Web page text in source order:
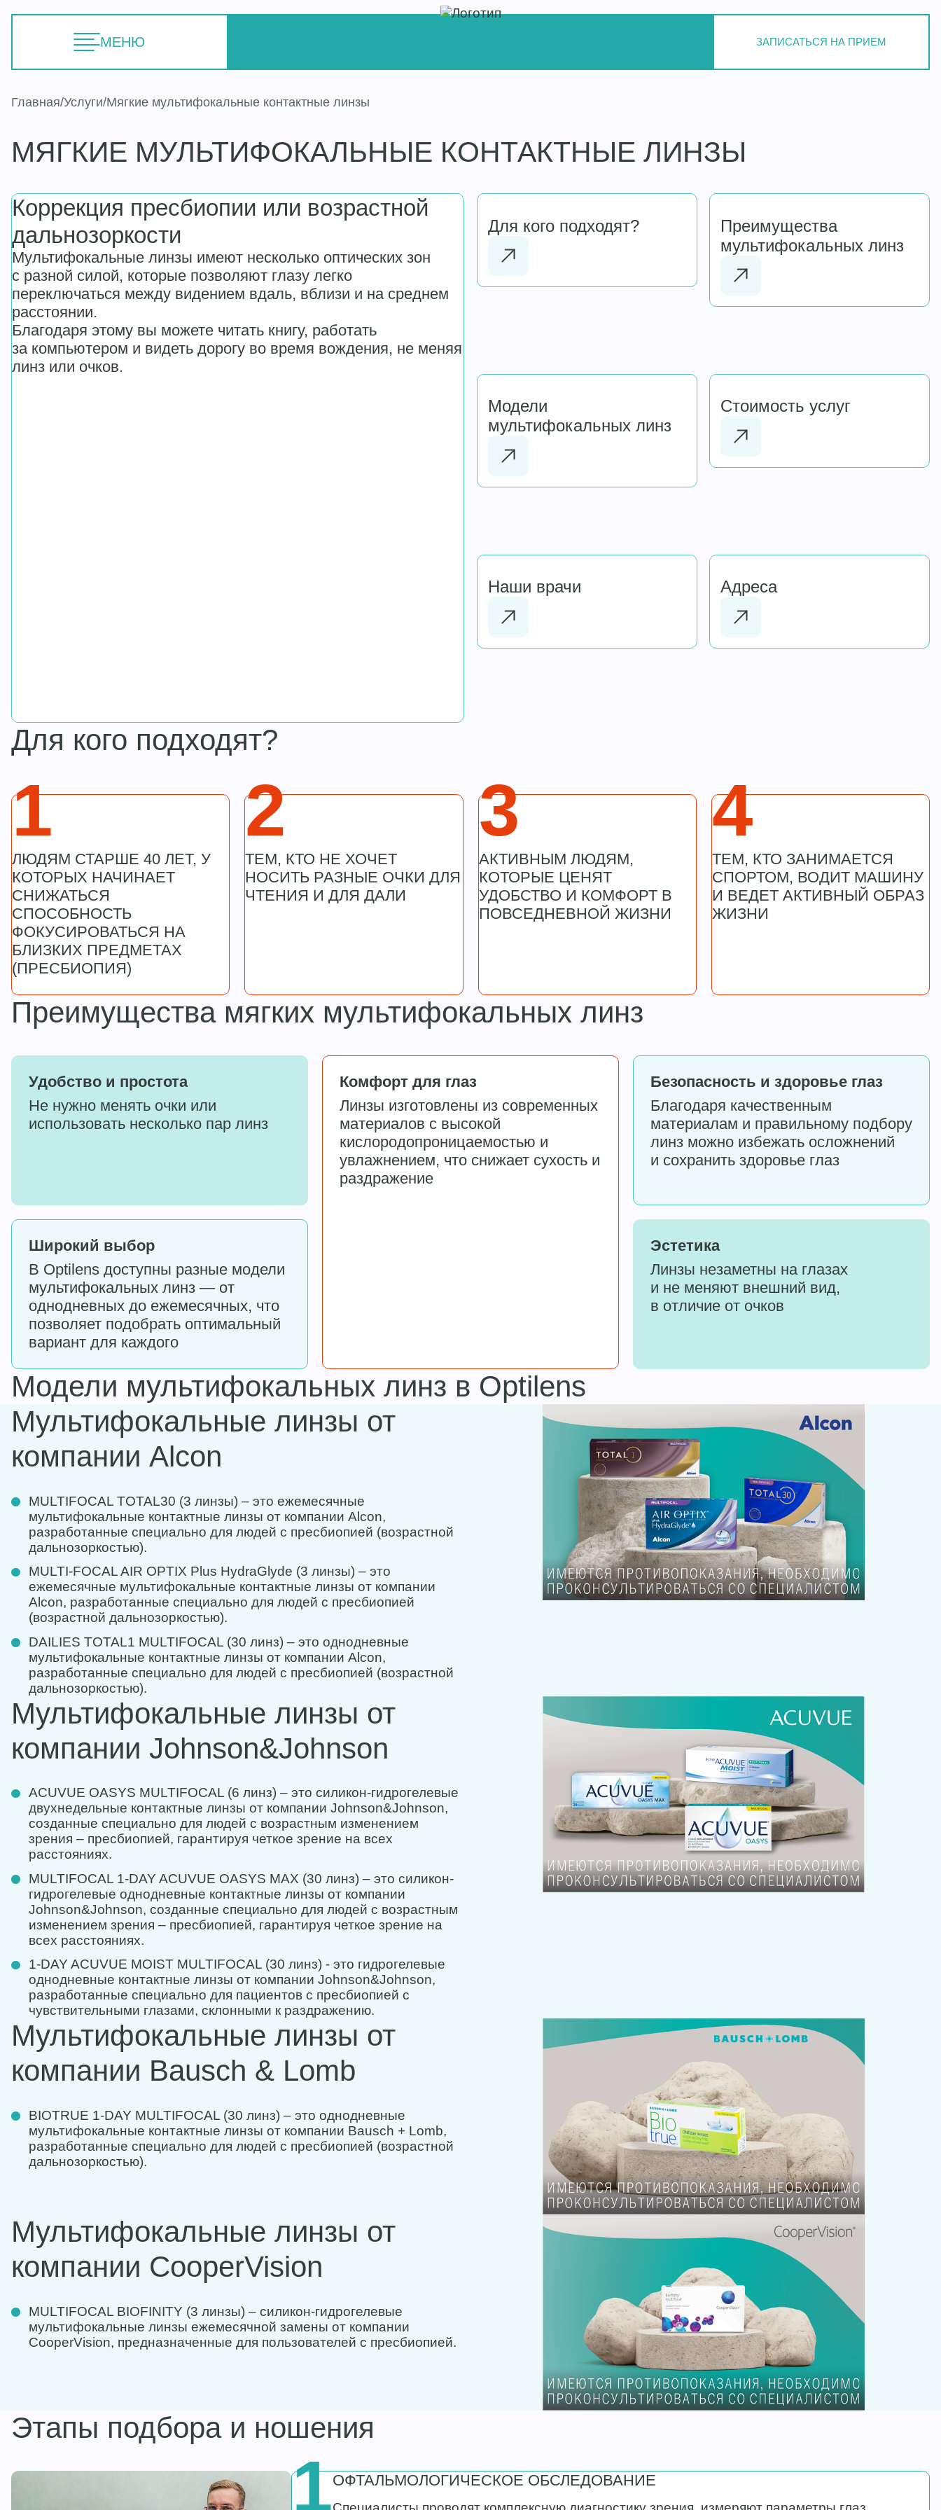
МЕНЮ ЗАПИСАТЬСЯ НА ПРИЕМ
Главная Услуги Мягкие мультифокальные контактные линзы
МЯГКИЕ МУЛЬТИФОКАЛЬНЫЕ КОНТАКТНЫЕ ЛИНЗЫ
Коррекция пресбиопии или возрастной
дальнозоркости
Мультифокальные линзы имеют несколько оптических зон
с разной силой, которые позволяют глазу легко
переключаться между видением вдаль, вблизи и на среднем
расстоянии.
Благодаря этому вы можете читать книгу, работать
за компьютером и видеть дорогу во время вождения, не меняя
линз или очков.
Для кого подходят?
Преимущества
мультифокальных линз
Модели
мультифокальных линз
Стоимость услуг
Наши врачи Адреса
Для кого подходят?
1
ЛЮДЯМ СТАРШЕ 40 ЛЕТ, У
КОТОРЫХ НАЧИНАЕТ
СНИЖАТЬСЯ
СПОСОБНОСТЬ
ФОКУСИРОВАТЬСЯ НА
БЛИЗКИХ ПРЕДМЕТАХ
(ПРЕСБИОПИЯ)
2
ТЕМ, КТО НЕ ХОЧЕТ
НОСИТЬ РАЗНЫЕ ОЧКИ ДЛЯ
ЧТЕНИЯ И ДЛЯ ДАЛИ
3
АКТИВНЫМ ЛЮДЯМ,
КОТОРЫЕ ЦЕНЯТ
УДОБСТВО И КОМФОРТ В
ПОВСЕДНЕВНОЙ ЖИЗНИ
4
ТЕМ, КТО ЗАНИМАЕТСЯ
СПОРТОМ, ВОДИТ МАШИНУ
И ВЕДЕТ АКТИВНЫЙ ОБРАЗ
ЖИЗНИ
Преимущества мягких мультифокальных линз
Удобство и простота
Не нужно менять очки или
использовать несколько пар линз
Широкий выбор
В Optilens доступны разные модели
мультифокальных линз — от
однодневных до ежемесячных, что
позволяет подобрать оптимальный
вариант для каждого
Комфорт для глаз
Линзы изготовлены из современных
материалов с высокой
кислородопроницаемостью и
увлажнением, что снижает сухость и
раздражение
Безопасность и здоровье глаз
Благодаря качественным
материалам и правильному подбору
линз можно избежать осложнений
и сохранить здоровье глаз
Эстетика
Линзы незаметны на глазах
и не меняют внешний вид,
в отличие от очков
Модели мультифокальных линз в Optilens
Мультифокальные линзы от
компании Alcon
MULTIFOCAL TOTAL30 (3 линзы) – это ежемесячные
мультифокальные контактные линзы от компании Alcon,
разработанные специально для людей с пресбиопией (возрастной
дальнозоркостью).
MULTI-FOCAL AIR OPTIX Plus HydraGlyde (3 линзы) – это
ежемесячные мультифокальные контактные линзы от компании
Alcon, разработанные специально для людей с пресбиопией
(возрастной дальнозоркостью).
DAILIES TOTAL1 MULTIFOCAL (30 линз) – это однодневные
мультифокальные контактные линзы от компании Alcon,
разработанные специально для людей с пресбиопией (возрастной
дальнозоркостью).
Мультифокальные линзы от
компании Johnson&Johnson
ACUVUE OASYS MULTIFOCAL (6 линз) – это силикон-гидрогелевые
двухнедельные контактные линзы от компании Johnson&Johnson,
созданные специально для людей с возрастным изменением
зрения – пресбиопией, гарантируя четкое зрение на всех
расстояниях.
MULTIFOCAL 1-DAY ACUVUE OASYS MAX (30 линз) – это силикон-
гидрогелевые однодневные контактные линзы от компании
Johnson&Johnson, созданные специально для людей с возрастным
изменением зрения – пресбиопией, гарантируя четкое зрение на
всех расстояниях.
1-DAY ACUVUE MOIST MULTIFOCAL (30 линз) - это гидрогелевые
однодневные контактные линзы от компании Johnson&Johnson,
разработанные специально для пациентов с пресбиопией с
чувствительными глазами, склонными к раздражению.
Мультифокальные линзы от
компании Bausch & Lomb
BIOTRUE 1-DAY MULTIFOCAL (30 линз) – это однодневные
мультифокальные контактные линзы от компании Bausch + Lomb,
разработанные специально для людей с пресбиопией (возрастной
дальнозоркостью).
Мультифокальные линзы от
компании CooperVision
MULTIFOCAL BIOFINITY (3 линзы) – силикон-гидрогелевые
мультифокальные линзы ежемесячной замены от компании
CooperVision, предназначенные для пользователей с пресбиопией.
Этапы подбора и ношения
1ОФТАЛЬМОЛОГИЧЕСКОЕ ОБСЛЕДОВАНИЕ